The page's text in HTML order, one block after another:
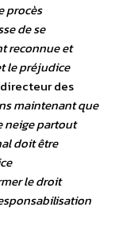
procès
de se
reconnue et
le préjudice
des
maintenant que
neige partout
doit être
le droit